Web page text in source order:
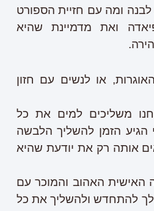
ומה עם חזיית הספורט
ואת מדמיינת שהיא
או לנשים עם חזון
משליכים למים את כל
הגיע הזמן להשליך הלבשה
אותה רק את יודעת שהיא
האישית האהוב והמוכר עם
לך להתחדש ולהשליך את כל